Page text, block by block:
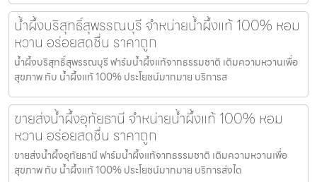
น้ำผึ้งบริสุทธิ์สุพรรณบุรี จำหน่ายน้ำผึ้งแท้ 100% หอม
หวาน อร่อยสดชื่น ราคาถูก
น้ำผึ้งบริสุทธิ์สุพรรณบุรี ฟาร์มน้ำผึ้งแท้จากธรรมชาติ เติมความหวานเพื่อ
สุขภาพ กับ น้ำผึ้งแท้ 100% ประโยชน์มากมาย บริการส
ขายส่งน้ำผึ้งอุทัยธานี จำหน่ายน้ำผึ้งแท้ 100% หอม
หวาน อร่อยสดชื่น ราคาถูก
ขายส่งน้ำผึ้งอุทัยธานี ฟาร์มน้ำผึ้งแท้จากธรรมชาติ เติมความหวานเพื่อ
สุขภาพ กับ น้ำผึ้งแท้ 100% ประโยชน์มากมาย บริการส่งได